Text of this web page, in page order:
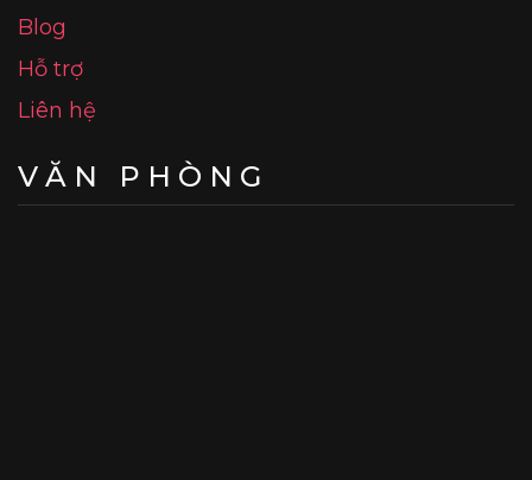
Blog
Hỗ trợ
Liên hệ
VĂN PHÒNG